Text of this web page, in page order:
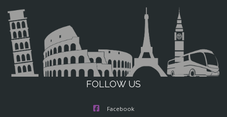
FOLLOW US
Facebook